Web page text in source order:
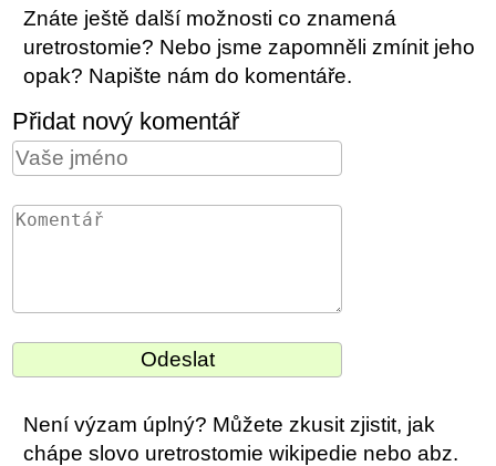
Znáte ještě další možnosti co znamená
uretrostomie? Nebo jsme zapomněli zmínit jeho
opak? Napište nám do komentáře.
Přidat nový komentář
Není výzam úplný? Můžete zkusit zjistit, jak
chápe slovo uretrostomie wikipedie nebo abz.